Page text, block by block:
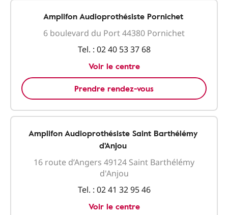
Amplifon Audioprothésiste Pornichet
6 boulevard du Port 44380 Pornichet
Tel. : 02 40 53 37 68
Voir le centre
Prendre rendez-vous
Amplifon Audioprothésiste Saint Barthélémy
d'Anjou
16 route d’Angers 49124 Saint Barthélémy
d'Anjou
Tel. : 02 41 32 95 46
Voir le centre